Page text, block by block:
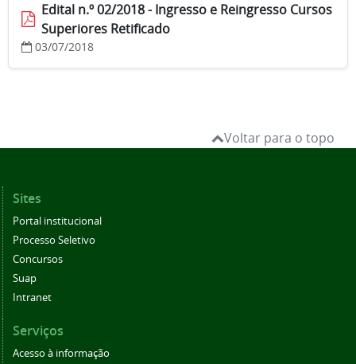
Edital n.º 02/2018 - Ingresso e Reingresso Cursos
Superiores Retificado
03/07/2018
Voltar para o topo
Sites
Portal institucional
Processo Seletivo
Concursos
Suap
Intranet
Serviços
Acesso à informação